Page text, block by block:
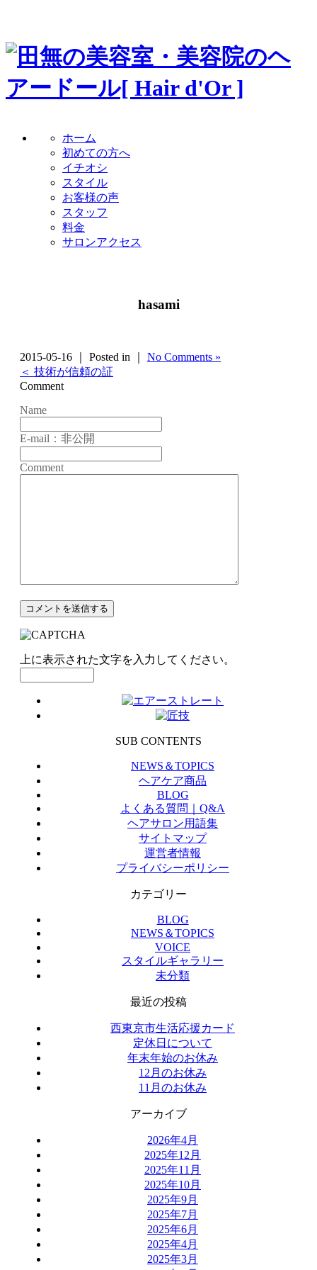
ホーム
初めての方へ
イチオシ
スタイル
お客様の声
スタッフ
料金
サロンアクセス
hasami
2015-05-16 ｜ Posted in ｜ No Comments »
＜ 技術が信頼の証
Comment
Name
E-mail：非公開
Comment
上に表示された文字を入力してください。
SUB CONTENTS
NEWS＆TOPICS
ヘアケア商品
BLOG
よくある質問｜Q&A
ヘアサロン用語集
サイトマップ
運営者情報
プライバシーポリシー
カテゴリー
BLOG
NEWS＆TOPICS
VOICE
スタイルギャラリー
未分類
最近の投稿
西東京市生活応援カード
定休日について
年末年始のお休み
12月のお休み
11月のお休み
アーカイブ
2026年4月
2025年12月
2025年11月
2025年10月
2025年9月
2025年7月
2025年6月
2025年4月
2025年3月